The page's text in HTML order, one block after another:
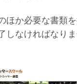
ほか必要な書類
なければなりま